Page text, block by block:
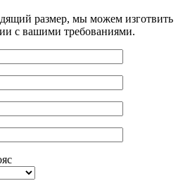
размер, мы можем изготвить
с вашими требованиями.